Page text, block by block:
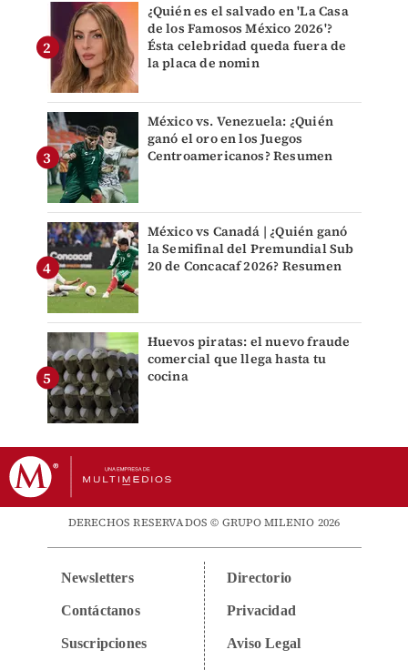
¿Quién es el salvado en 'La Casa
de los Famosos México 2026'?
Ésta celebridad queda fuera de
la placa de nomin
México vs. Venezuela: ¿Quién
ganó el oro en los Juegos
Centroamericanos? Resumen
México vs Canadá | ¿Quién ganó
la Semifinal del Premundial Sub
20 de Concacaf 2026? Resumen
Huevos piratas: el nuevo fraude
comercial que llega hasta tu
cocina
DERECHOS RESERVADOS © GRUPO MILENIO 2026
Newsletters
Contáctanos
Suscripciones
Directorio
Privacidad
Aviso Legal